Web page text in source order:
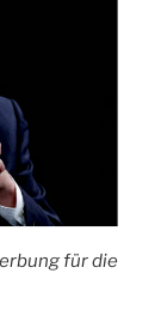
für die